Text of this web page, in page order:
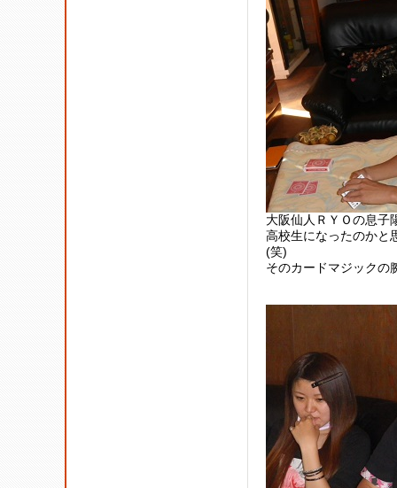
大阪仙人ＲＹＯの息子
高校生になったのかと
(笑)
そのカードマジックの